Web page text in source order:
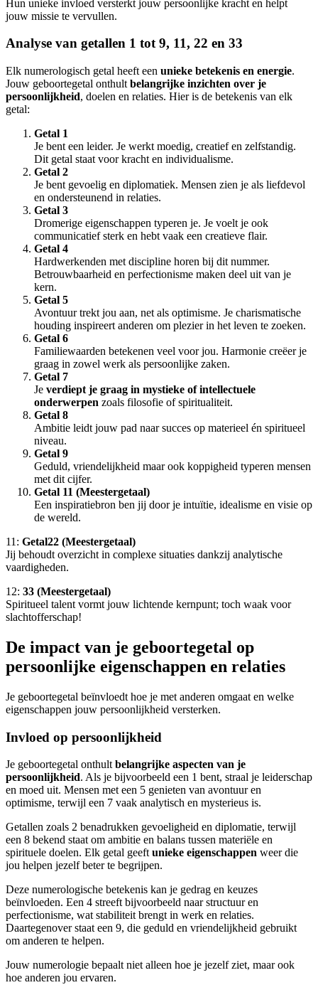
Hun unieke invloed versterkt jouw persoonlijke kracht en helpt
jouw missie te vervullen.
Analyse van getallen 1 tot 9, 11, 22 en 33
Elk numerologisch getal heeft een unieke betekenis en energie.
Jouw geboortegetal onthult belangrijke inzichten over je
persoonlijkheid, doelen en relaties. Hier is de betekenis van elk
getal:
Getal 1
Je bent een leider. Je werkt moedig, creatief en zelfstandig.
Dit getal staat voor kracht en individualisme.
Getal 2
Je bent gevoelig en diplomatiek. Mensen zien je als liefdevol
en ondersteunend in relaties.
Getal 3
Dromerige eigenschappen typeren je. Je voelt je ook
communicatief sterk en hebt vaak een creatieve flair.
Getal 4
Hardwerkenden met discipline horen bij dit nummer.
Betrouwbaarheid en perfectionisme maken deel uit van je
kern.
Getal 5
Avontuur trekt jou aan, net als optimisme. Je charismatische
houding inspireert anderen om plezier in het leven te zoeken.
Getal 6
Familiewaarden betekenen veel voor jou. Harmonie creëer je
graag in zowel werk als persoonlijke zaken.
Getal 7
Je verdiept je graag in mystieke of intellectuele
onderwerpen zoals filosofie of spiritualiteit.
Getal 8
Ambitie leidt jouw pad naar succes op materieel én spiritueel
niveau.
Getal 9
Geduld, vriendelijkheid maar ook koppigheid typeren mensen
met dit cijfer.
Getal 11 (Meestergetaal)
Een inspiratiebron ben jij door je intuïtie, idealisme en visie op
de wereld.
11: Getal22 (Meestergetaal)
Jij behoudt overzicht in complexe situaties dankzij analytische
vaardigheden.
12: 33 (Meestergetaal)
Spiritueel talent vormt jouw lichtende kernpunt; toch waak voor
slachtofferschap!
De impact van je geboortegetal op
persoonlijke eigenschappen en relaties
Je geboortegetal beïnvloedt hoe je met anderen omgaat en welke
eigenschappen jouw persoonlijkheid versterken.
Invloed op persoonlijkheid
Je geboortegetal onthult belangrijke aspecten van je
persoonlijkheid. Als je bijvoorbeeld een 1 bent, straal je leiderschap
en moed uit. Mensen met een 5 genieten van avontuur en
optimisme, terwijl een 7 vaak analytisch en mysterieus is.
Getallen zoals 2 benadrukken gevoeligheid en diplomatie, terwijl
een 8 bekend staat om ambitie en balans tussen materiële en
spirituele doelen. Elk getal geeft unieke eigenschappen weer die
jou helpen jezelf beter te begrijpen.
Deze numerologische betekenis kan je gedrag en keuzes
beïnvloeden. Een 4 streeft bijvoorbeeld naar structuur en
perfectionisme, wat stabiliteit brengt in werk en relaties.
Daartegenover staat een 9, die geduld en vriendelijkheid gebruikt
om anderen te helpen.
Jouw numerologie bepaalt niet alleen hoe je jezelf ziet, maar ook
hoe anderen jou ervaren.